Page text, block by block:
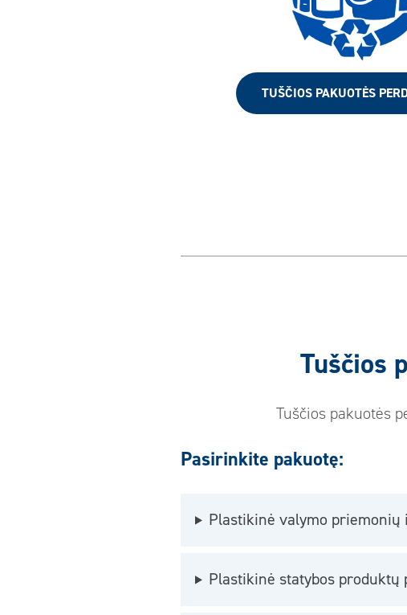
TUŠČIOS PAKUOTĖS
Tuščios
Tuščios pakuotės
Pasirinkite pakuotę:
Plastikinė valymo
Plastikinė statybos produktų